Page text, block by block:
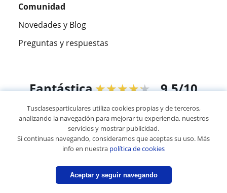
Comunidad
Novedades y Blog
Preguntas y respuestas
Fantástica★★★★★ 9,5/10
305883opiniones de alumnos
© 2007 - 2026 Tusclasesparticulares.com.ec
Mapa web:Profesores particulares
Tusclasesparticulares utiliza cookies propias y de terceros,
analizando la navegación para mejorar tu experiencia, nuestros
servicios y mostrar publicidad.
Si continuas navegando, consideramos que aceptas su uso. Más
info en nuestra política de cookies
Aceptar y seguir navegando